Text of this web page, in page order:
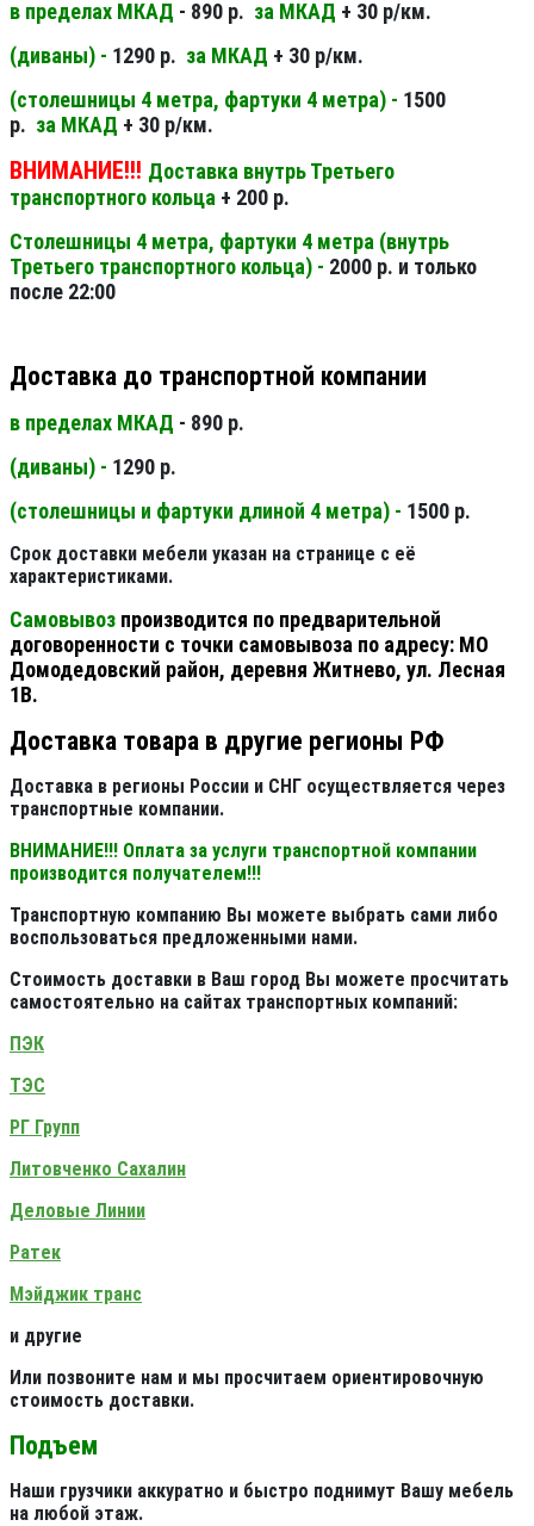
в пределах МКАД - 890 р. за МКАД + 30 р/км.
(диваны) - 1290 р. за МКАД + 30 р/км.
(столешницы 4 метра, фартуки 4 метра) - 1500
р. за МКАД + 30 р/км.
ВНИМАНИЕ!!! Доставка внутрь Третьего
транспортного кольца + 200 р.
Столешницы 4 метра, фартуки 4 метра (внутрь
Третьего транспортного кольца) - 2000 р. и только
после 22:00
Доставка до транспортной компании
в пределах МКАД - 890 р.
(диваны) - 1290 р.
(столешницы и фартуки длиной 4 метра) - 1500 р.
Срок доставки мебели указан на странице с её
характеристиками.
Самовывоз производится по предварительной
договоренности с точки самовывоза по адресу: МО
Домодедовский район, деревня Житнево, ул. Лесная
1В.
Доставка товара в другие регионы РФ
Доставка в регионы России и СНГ осуществляется через
транспортные компании.
ВНИМАНИЕ!!! Оплата за услуги транспортной компании
производится получателем!!!
Транспортную компанию Вы можете выбрать сами либо
воспользоваться предложенными нами.
Стоимость доставки в Ваш город Вы можете просчитать
самостоятельно на сайтах транспортных компаний:
ПЭК
ТЭС
РГ Групп
Литовченко Сахалин
Деловые Линии
Ратек
Мэйджик транс
и другие
Или позвоните нам и мы просчитаем ориентировочную
стоимость доставки.
Подъем
Наши грузчики аккуратно и быстро поднимут Вашу мебель
на любой этаж.